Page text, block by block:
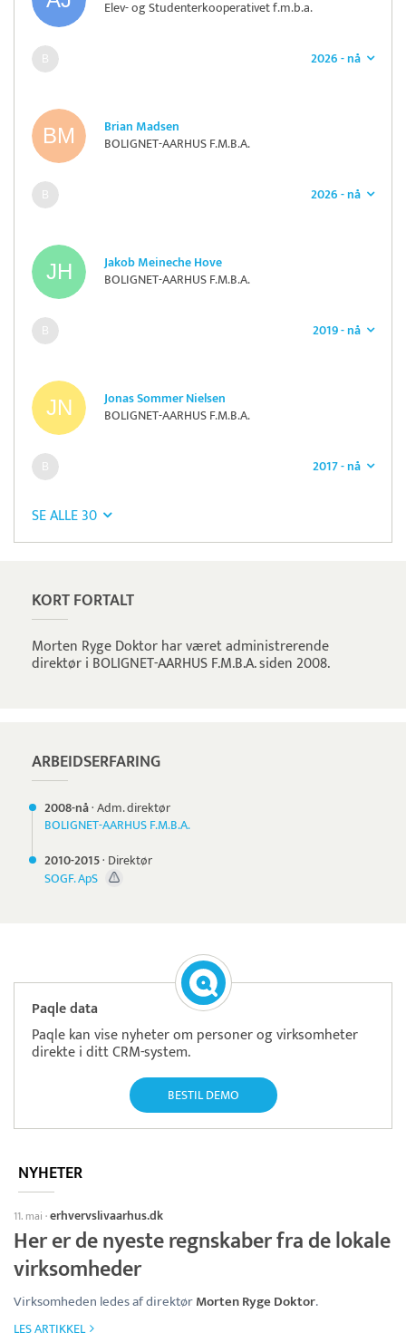
Elev- og Studenterkooperativet f.m.b.a.
2026 - nå
Brian Madsen
BOLIGNET-AARHUS F.M.B.A.
2026 - nå
Jakob Meineche Hove
BOLIGNET-AARHUS F.M.B.A.
2019 - nå
Jonas Sommer Nielsen
BOLIGNET-AARHUS F.M.B.A.
2017 - nå
SE ALLE 30
KORT FORTALT
Morten Ryge Doktor har været administrerende
direktør i BOLIGNET-AARHUS F.M.B.A. siden 2008.
ARBEIDSERFARING
2008-nå·Adm. direktør
BOLIGNET-AARHUS F.M.B.A.
2010-2015· Direktør
SOGF. ApS
Paqle data
Paqle kan vise nyheter om personer og virksomheter
direkte i ditt CRM-system.
BESTIL DEMO
NYHETER
11. mai ·erhvervslivaarhus.dk
Her er de nyeste regnskaber fra de lokale
virksomheder
Virksomheden ledes af direktørMorten Ryge Doktor.
LES ARTIKKEL